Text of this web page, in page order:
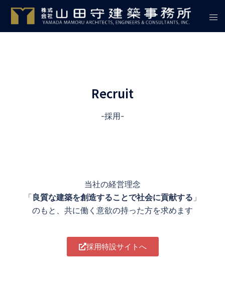
Recruit
-採用-
当社の経営理念
「良質な建築を創造することで社会に貢献する 」
のもと、共に働く意欲の持った方を求めます
採用特設サイトへ